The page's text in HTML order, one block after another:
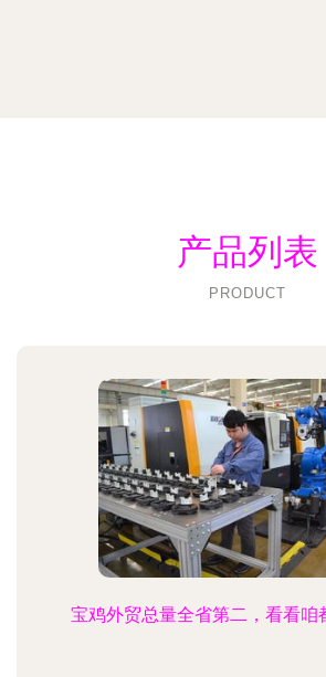
产品列表
PRODUCT
宝鸡外贸总量全省第二，看看咱